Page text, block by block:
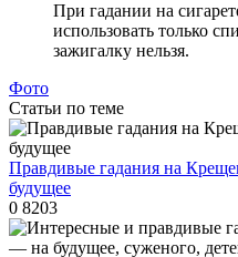
При гадании на
использовать только
зажигалку нельзя.
Фото
Статьи по теме
Правдивые гадания на
будущее
0 8203